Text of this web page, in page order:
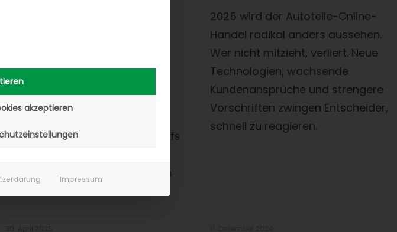
Täglich verlieren Sie wertvolle
Umsätze, wenn Lagerbestände
ungenutzt verstauben. Sind Sie
bereit, die Chancen des Verkaufs
Lagerbestände systematisch in
2025 wird der Autoteile-Online-
Handel radikal anders aussehen.
Wer nicht mitzieht, verliert. Neue
Technologien, wachsende
Kundenansprüche und strengere
Vorschriften zwingen Entscheider,
schnell zu reagieren.
akzeptieren
Impressum